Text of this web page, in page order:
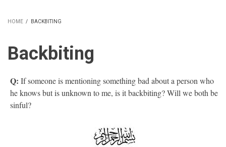
HOME / BACKBITING
Backbiting
Q: If someone is mentioning something bad about a person who
he knows but is unknown to me, is it backbiting? Will we both be
sinful?​